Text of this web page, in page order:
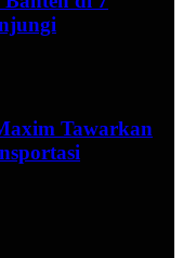
Tawarkan